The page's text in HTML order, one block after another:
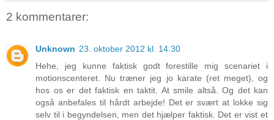
2 kommentarer:
Unknown 23. oktober 2012 kl. 14.30
Hehe, jeg kunne faktisk godt forestille mig scenariet i
motionscenteret. Nu træner jeg jo karate (ret meget), og
hos os er det faktisk en taktit. At smile altså. Og det kan
også anbefales til hårdt arbejde! Det er svært at lokke sig
selv til i begyndelsen, men det hjælper faktisk. Det er vist et